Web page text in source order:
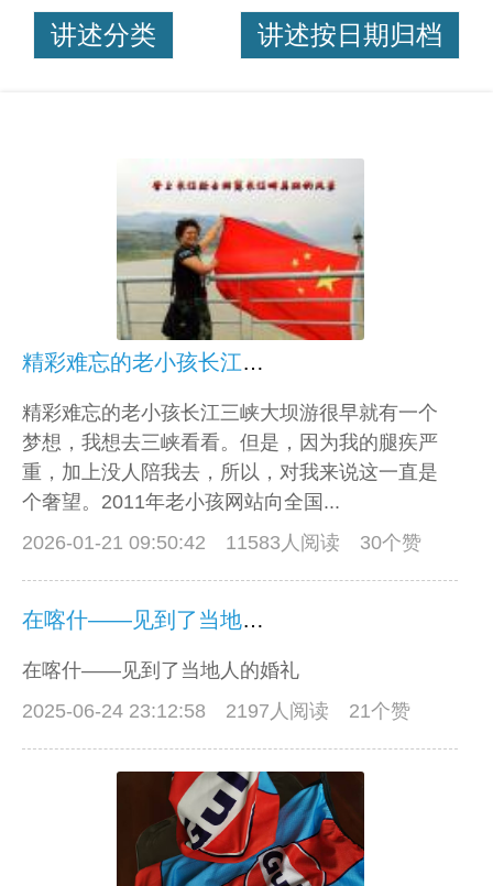
讲述分类 讲述按日期归档
精彩难忘的老小孩长江三峡大坝游
精彩难忘的老小孩长江三峡大坝游很早就有一个
梦想，我想去三峡看看。但是，因为我的腿疾严
重，加上没人陪我去，所以，对我来说这一直是
个奢望。2011年老小孩网站向全国...
2026-01-21 09:50:42
11583人阅读 30个赞
在喀什——见到了当地人的婚礼
在喀什——见到了当地人的婚礼
2025-06-24 23:12:58
2197人阅读 21个赞